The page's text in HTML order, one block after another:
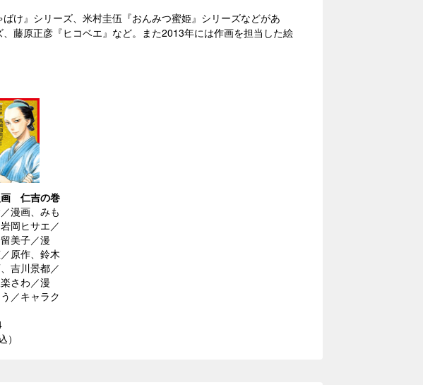
け』シリーズ、米村圭伍『おんみつ蜜姫』シリーズなどがあ
藤原正彦『ヒコベエ』など。また2013年には作画を担当した絵
画 仁吉の巻
漫画、みも
岡ヒサエ／
美子／漫
原作、鈴木
吉川景都／
さわ／漫
／キャラク